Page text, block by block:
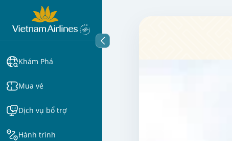
Khám Phá
Mua vé
Dịch vụ bổ trợ
Hành trình